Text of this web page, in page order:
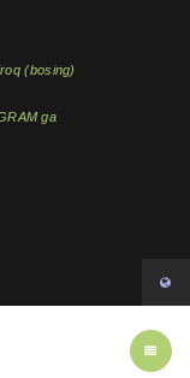
(bosing)
ga